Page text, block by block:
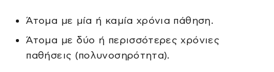
Άτομα με μία ή καμία χρόνια πάθηση.
Άτομα με δύο ή περισσότερες χρόνιες
παθήσεις (πολυνοσηρότητα).